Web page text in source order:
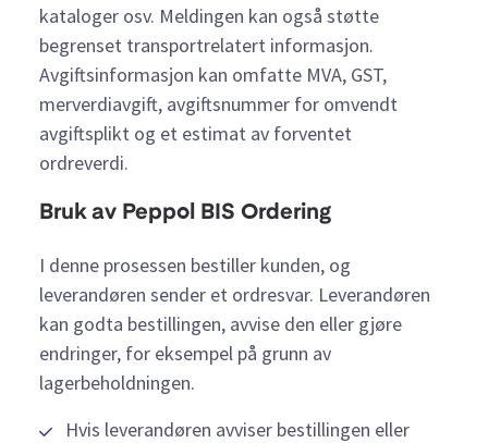
kataloger osv. Meldingen kan også støtte
begrenset transportrelatert informasjon.
Avgiftsinformasjon kan omfatte MVA, GST,
merverdiavgift, avgiftsnummer for omvendt
avgiftsplikt og et estimat av forventet
ordreverdi.
Bruk av Peppol BIS Ordering
I denne prosessen bestiller kunden, og
leverandøren sender et ordresvar. Leverandøren
kan godta bestillingen, avvise den eller gjøre
endringer, for eksempel på grunn av
lagerbeholdningen.
Hvis leverandøren avviser bestillingen eller